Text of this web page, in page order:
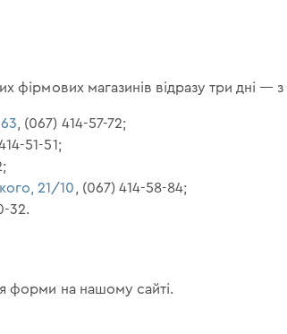
фірмових магазинів відразу три дні —
, (067) 414-57-72;
51-51;
21/10 , (067) 414-58-84;
32.
форми на нашому сайті.